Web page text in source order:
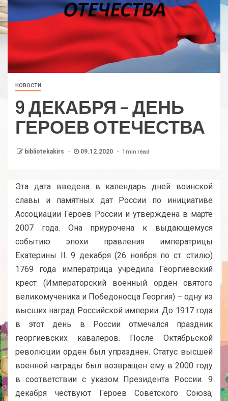
НОВОСТИ
9 ДЕКАБРЯ – ДЕНЬ
ГЕРОЕВ ОТЕЧЕСТВА
bibliotekakirs 09.12.2020 1 min read
Эта дата введена в календарь дней воинской
славы и памятных дат России по инициативе
Ассоциации Героев России и утверждена в марте
2007 года. Она приурочена к выдающемуся
событию эпохи правления императрицы
Екатерины II. 9 декабря (26 ноября по ст. стилю)
1769 года императрица учредила Георгиевский
крест (Императорский военный орден святого
великомученика и Победоносца Георгия) – одну из
высших наград Российской империи. До 1917 года
в этот день в России отмечался праздник
георгиевских кавалеров. После Октябрьской
революции орден был упразднен. Статус высшей
военной награды был возвращен ему в 2000 году
в соответствии с указом Президента России. 9
декабря чествуют Героев Советского Союза,